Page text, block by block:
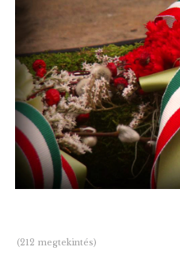
(212 megtekintés)